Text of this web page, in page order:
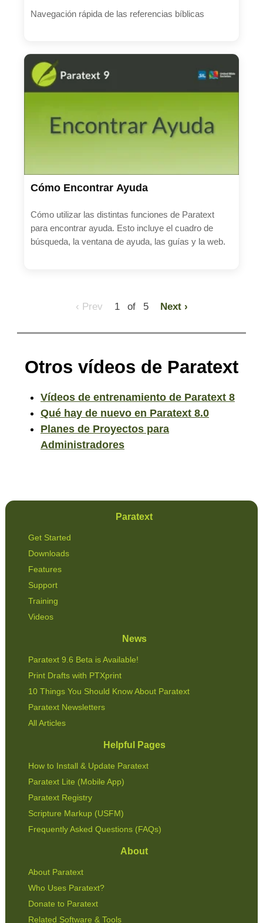
Navegación rápida de las referencias bíblicas
Cómo Encontrar Ayuda
Cómo utilizar las distintas funciones de Paratext
para encontrar ayuda. Esto incluye el cuadro de
búsqueda, la ventana de ayuda, las guías y la web.
‹ Prev 1 of 5 Next ›
Otros vídeos de Paratext
Vídeos de entrenamiento de Paratext 8
Qué hay de nuevo en Paratext 8.0
Planes de Proyectos para
Administradores
Paratext
Get Started
Downloads
Features
Support
Training
Videos
News
Paratext 9.6 Beta is Available!
Print Drafts with PTXprint
10 Things You Should Know About Paratext
Paratext Newsletters
All Articles
Helpful Pages
How to Install & Update Paratext
Paratext Lite (Mobile App)
Paratext Registry
Scripture Markup (USFM)
Frequently Asked Questions (FAQs)
About
About Paratext
Who Uses Paratext?
Donate to Paratext
Related Software & Tools